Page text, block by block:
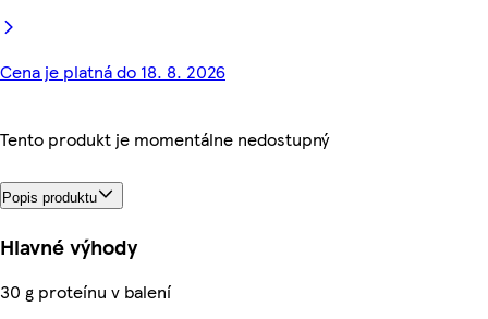
Cena je platná do 18. 8. 2026
Tento produkt je momentálne nedostupný
Popis produktu
Hlavné výhody
30 g proteínu v balení